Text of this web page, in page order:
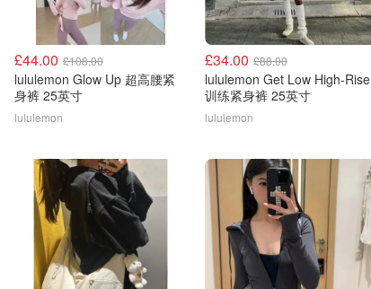
£44.00 £108.00
lululemon Glow Up 超高腰紧
身裤 25英寸
lululemon
£34.00 £88.00
lululemon Get Low High-Rise
训练紧身裤 25英寸
lululemon